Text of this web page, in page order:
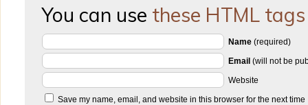
You can use these HTML tags
Name (required)
Email (will not be
Website
Save my name, email, and website in this browser for the next time